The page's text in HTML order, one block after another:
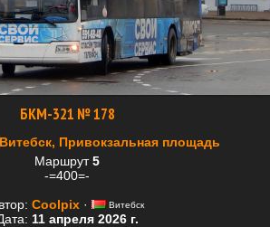
БКМ-321 № 178
Привокзальная площадь
Маршрут5
-=400=-
Coolpix · Витебск
11 апреля 2026 г.